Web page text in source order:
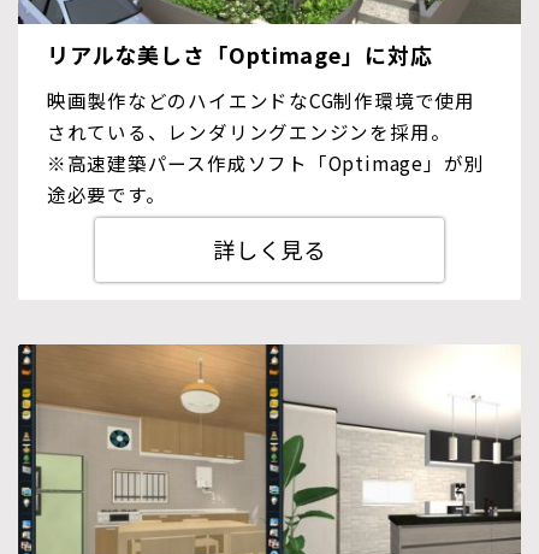
リアルな美しさ「Optimage」に対応
映画製作などのハイエンドなCG制作環境で使用
されている、レンダリングエンジンを採用。
※高速建築パース作成ソフト「Optimage」が別
途必要です。
詳しく見る